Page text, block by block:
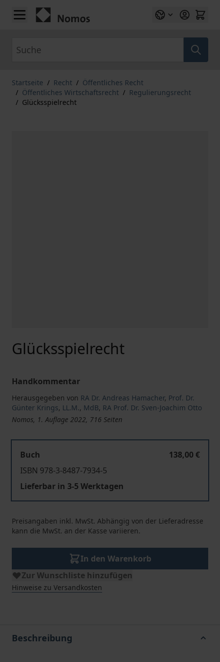
Zum Inhalt springen
Startseite / Recht / Öffentliches Recht
/ Öffentliches Wirtschaftsrecht / Regulierungsrecht
/ Glücksspielrecht
Glücksspielrecht
Handkommentar
Herausgegeben von RA Dr. Andreas Hamacher, Prof. Dr.
Günter Krings, LL.M., MdB, RA Prof. Dr. Sven-Joachim Otto
Nomos, 1. Auflage 2022, 716 Seiten
Buch
138,00 €
ISBN 978-3-8487-7934-5
Lieferbar in 3-5 Werktagen
Preisangaben inkl. MwSt. Abhängig von der Lieferadresse
kann die MwSt. an der Kasse variieren.
In den Warenkorb
Zur Wunschliste hinzufügen
Hinweise zu Versandkosten
Beschreibung